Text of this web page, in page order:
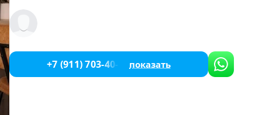
+7 (911) 703-40-88 показать